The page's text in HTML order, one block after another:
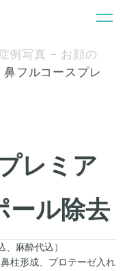
例写真
お顔の
鼻フルコースプレ
レミア
ール除去
、麻酔代込）
柱形成、プロテーゼ入れ